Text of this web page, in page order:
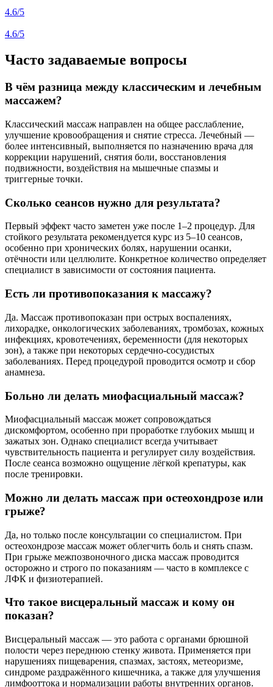
4.6/5
4.6/5
Часто задаваемые вопросы
В чём разница между классическим и лечебным
массажем?
Классический массаж направлен на общее расслабление,
улучшение кровообращения и снятие стресса. Лечебный —
более интенсивный, выполняется по назначению врача для
коррекции нарушений, снятия боли, восстановления
подвижности, воздействия на мышечные спазмы и
триггерные точки.
Сколько сеансов нужно для результата?
Первый эффект часто заметен уже после 1–2 процедур. Для
стойкого результата рекомендуется курс из 5–10 сеансов,
особенно при хронических болях, нарушении осанки,
отёчности или целлюлите. Конкретное количество определяет
специалист в зависимости от состояния пациента.
Есть ли противопоказания к массажу?
Да. Массаж противопоказан при острых воспалениях,
лихорадке, онкологических заболеваниях, тромбозах, кожных
инфекциях, кровотечениях, беременности (для некоторых
зон), а также при некоторых сердечно-сосудистых
заболеваниях. Перед процедурой проводится осмотр и сбор
анамнеза.
Больно ли делать миофасциальный массаж?
Миофасциальный массаж может сопровождаться
дискомфортом, особенно при проработке глубоких мышц и
зажатых зон. Однако специалист всегда учитывает
чувствительность пациента и регулирует силу воздействия.
После сеанса возможно ощущение лёгкой крепатуры, как
после тренировки.
Можно ли делать массаж при остеохондрозе или
грыже?
Да, но только после консультации со специалистом. При
остеохондрозе массаж может облегчить боль и снять спазм.
При грыже межпозвоночного диска массаж проводится
осторожно и строго по показаниям — часто в комплексе с
ЛФК и физиотерапией.
Что такое висцеральный массаж и кому он
показан?
Висцеральный массаж — это работа с органами брюшной
полости через переднюю стенку живота. Применяется при
нарушениях пищеварения, спазмах, застоях, метеоризме,
синдроме раздражённого кишечника, а также для улучшения
лимфооттока и нормализации работы внутренних органов.